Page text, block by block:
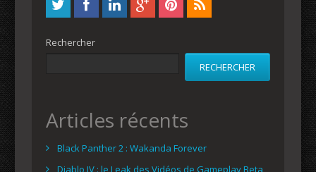
Rechercher
RECHERCHER
Articles récents
Black Panther 2 : Wakanda Forever
Diablo IV : le Leak des Vidéos de Gameplay Beta